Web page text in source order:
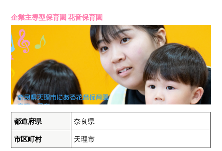
企業主導型保育園 花音保育園
都道府県 奈良県
市区町村 天理市